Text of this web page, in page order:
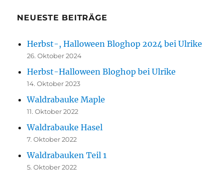
NEUESTE BEITRÄGE
Herbst-, Halloween Bloghop 2024 bei Ulrike
26. Oktober 2024
Herbst-Halloween Bloghop bei Ulrike
14. Oktober 2023
Waldrabauke Maple
11. Oktober 2022
Waldrabauke Hasel
7. Oktober 2022
Waldrabauken Teil 1
5. Oktober 2022